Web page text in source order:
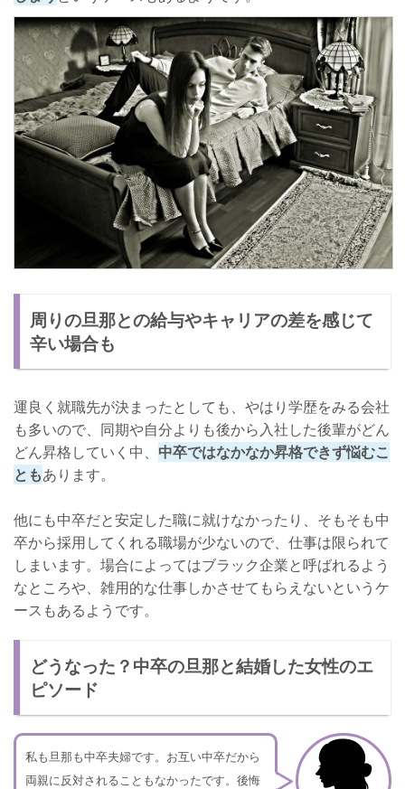
周りの旦那との給与やキャリアの差を感じて
辛い場合も
運良く就職先が決まったとしても、やはり学歴をみる会社
も多いので、同期や自分よりも後から入社した後輩がどん
どん昇格していく中、 中卒ではなかなか昇格できず悩むこ
ともあります。
他にも中卒だと安定した職に就けなかったり、そもそも中
卒から採用してくれる職場が少ないので、仕事は限られて
しまいます。場合によってはブラック企業と呼ばれるよう
なところや、雑用的な仕事しかさせてもらえないというケ
ースもあるようです。
どうなった？中卒の旦那と結婚した女性のエ
ピソード
私も旦那も中卒夫婦です。お互い中卒だから
両親に反対されることもなかったです。後悔